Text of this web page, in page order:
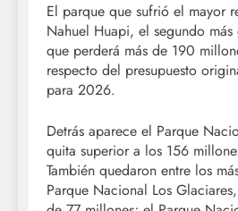
El parque que sufrió el mayor
Nahuel Huapi, el segundo
que perderá más de 190
respecto del presupuesto
para 2026.
Detrás aparece el Parque
quita superior a los 156
También quedaron entre los
Parque Nacional Los